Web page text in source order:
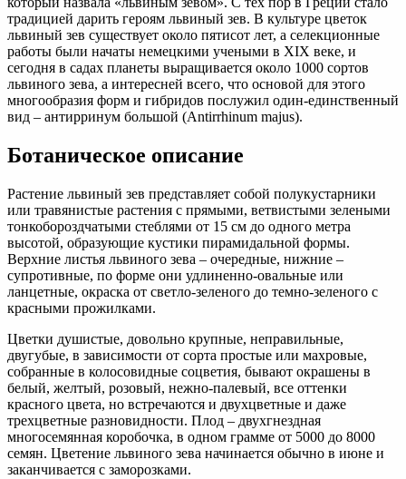
традицией дарить героям львиный зев. В культуре цветок
львиный зев существует около пятисот лет, а селекционные
работы были начаты немецкими учеными в XIX веке, и
сегодня в садах планеты выращивается около 1000 сортов
львиного зева, а интересней всего, что основой для этого
многообразия форм и гибридов послужил один-единственный
вид – антирринум большой (Antirrhinum majus).
Ботаническое описание
Растение львиный зев представляет собой полукустарники
или травянистые растения с прямыми, ветвистыми зелеными
тонкобороздчатыми стеблями от 15 см до одного метра
высотой, образующие кустики пирамидальной формы.
Верхние листья львиного зева – очередные, нижние –
супротивные, по форме они удлиненно-овальные или
ланцетные, окраска от светло-зеленого до темно-зеленого с
красными прожилками.
Цветки душистые, довольно крупные, неправильные,
двугубые, в зависимости от сорта простые или махровые,
собранные в колосовидные соцветия, бывают окрашены в
белый, желтый, розовый, нежно-палевый, все оттенки
красного цвета, но встречаются и двухцветные и даже
трехцветные разновидности. Плод – двухгнездная
многосемянная коробочка, в одном грамме от 5000 до 8000
семян. Цветение львиного зева начинается обычно в июне и
заканчивается с заморозками.